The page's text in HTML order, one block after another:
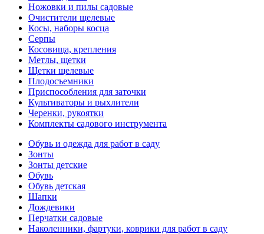
Ножовки и пилы садовые
Очистители щелевые
Косы, наборы косца
Серпы
Косовища, крепления
Метлы, щетки
Щетки щелевые
Плодосъемники
Приспособления для заточки
Культиваторы и рыхлители
Черенки, рукоятки
Комплекты садового инструмента
Обувь и одежда для работ в саду
Зонты
Зонты детские
Обувь
Обувь детская
Шапки
Дождевики
Перчатки садовые
Наколенники, фартуки, коврики для работ в саду